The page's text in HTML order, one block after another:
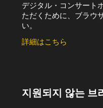
デジタル・コンサート
ただくために、ブラウ
い。
詳細はこちら
지원되지 않는 브